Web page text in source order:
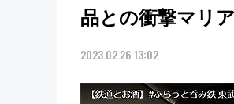
品との衝撃マリ
2023.02.26 13:02